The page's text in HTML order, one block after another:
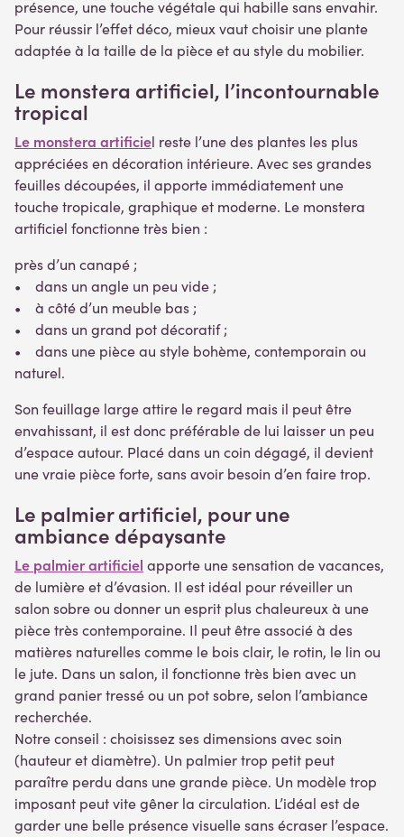
présence, une touche végétale qui habille sans envahir.
Pour réussir l’effet déco, mieux vaut choisir une plante
adaptée à la taille de la pièce et au style du mobilier.
Le monstera artificiel, l’incontournable
tropical
Le monstera artificiel reste l’une des plantes les plus
appréciées en décoration intérieure. Avec ses grandes
feuilles découpées, il apporte immédiatement une
touche tropicale, graphique et moderne. Le monstera
artificiel fonctionne très bien :
près d’un canapé ;
• dans un angle un peu vide ;
• à côté d’un meuble bas ;
• dans un grand pot décoratif ;
• dans une pièce au style bohème, contemporain ou
naturel.
Son feuillage large attire le regard mais il peut être
envahissant, il est donc préférable de lui laisser un peu
d’espace autour. Placé dans un coin dégagé, il devient
une vraie pièce forte, sans avoir besoin d’en faire trop.
Le palmier artificiel, pour une
ambiance dépaysante
Le palmier artificiel apporte une sensation de vacances,
de lumière et d’évasion. Il est idéal pour réveiller un
salon sobre ou donner un esprit plus chaleureux à une
pièce très contemporaine. Il peut être associé à des
matières naturelles comme le bois clair, le rotin, le lin ou
le jute. Dans un salon, il fonctionne très bien avec un
grand panier tressé ou un pot sobre, selon l’ambiance
recherchée.
Notre conseil : choisissez ses dimensions avec soin
(hauteur et diamètre). Un palmier trop petit peut
paraître perdu dans une grande pièce. Un modèle trop
imposant peut vite gêner la circulation. L’idéal est de
garder une belle présence visuelle sans écraser l’espace.